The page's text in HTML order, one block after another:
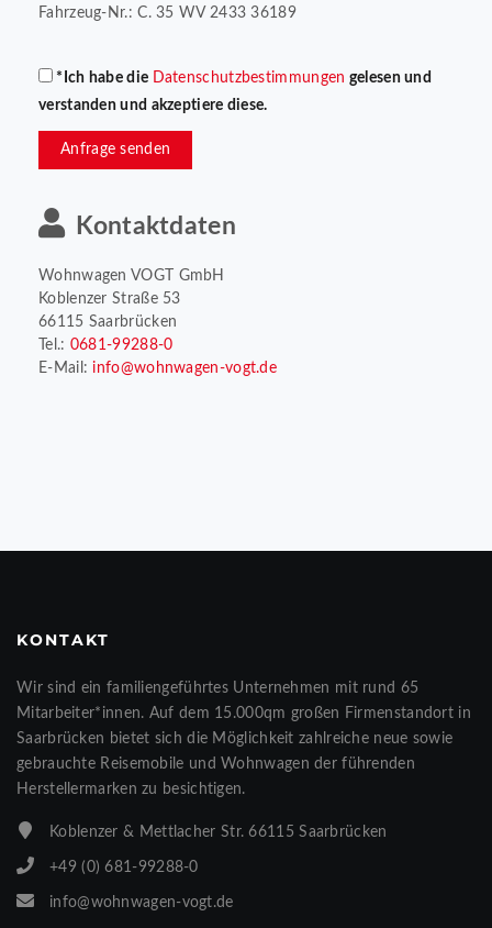
Fahrzeug-Nr.: C. 35 WV 2433 36189
*Ich habe die Datenschutzbestimmungen gelesen und
verstanden und akzeptiere diese.
Anfrage senden
Kontaktdaten
Wohnwagen VOGT GmbH
Koblenzer Straße 53
66115 Saarbrücken
Tel.: 0681-99288-0
E-Mail: info@wohnwagen-vogt.de
KONTAKT
Wir sind ein familiengeführtes Unternehmen mit rund 65
Mitarbeiter*innen. Auf dem 15.000qm großen Firmenstandort in
Saarbrücken bietet sich die Möglichkeit zahlreiche neue sowie
gebrauchte Reisemobile und Wohnwagen der führenden
Herstellermarken zu besichtigen.
Koblenzer & Mettlacher Str. 66115 Saarbrücken
+49 (0) 681-99288-0
info@wohnwagen-vogt.de